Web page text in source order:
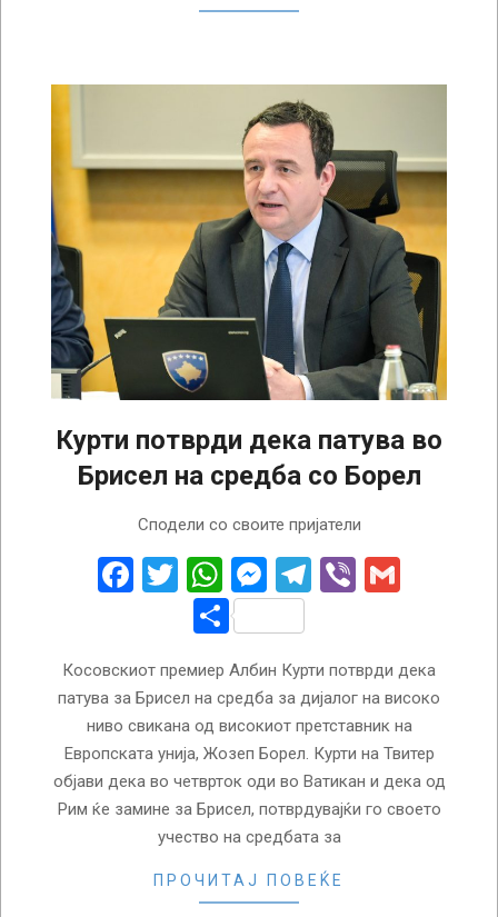
Курти потврди дека патува во
Брисел на средба со Борел
Сподели со своите пријатели
Facebook
Twitter
WhatsApp
Messenger
Telegram
Viber
Share
Косовскиот премиер Албин Курти потврди дека
патува за Брисел на средба за дијалог на високо
ниво свикана од високиот претставник на
Европската унија, Жозеп Борел. Курти на Твитер
објави дека во четврток оди во Ватикан и дека од
Рим ќе замине за Брисел, потврдувајќи го своето
учество на средбата за
ПРОЧИТАЈ ПОВЕЌЕ